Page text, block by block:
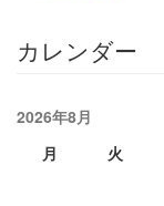
カレンダー
2026年8月
月
火